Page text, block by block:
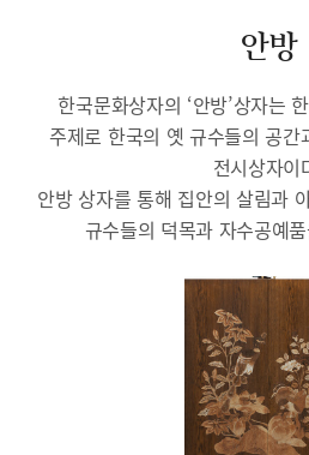
안방
한국문화상자의 ‘안방’상자는
주제로 한국의 옛 규수들의 공간
전시상자이
안방 상자를 통해 집안의 살림과
규수들의 덕목과 자수공예